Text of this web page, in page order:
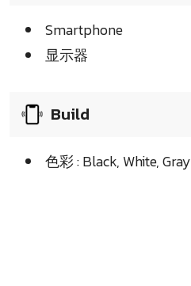
Smartphone
显示器
Build
色彩 : Black, White, Gray